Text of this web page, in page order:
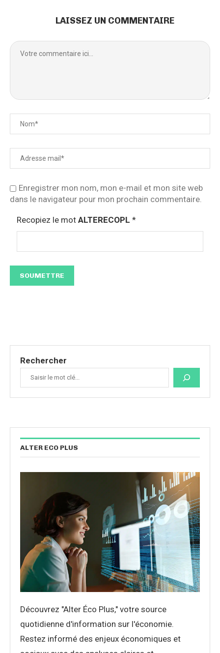
LAISSEZ UN COMMENTAIRE
Enregistrer mon nom, mon e-mail et mon site web
dans le navigateur pour mon prochain commentaire.
Recopiez le mot ALTERECOPL *
Rechercher
ALTER ECO PLUS
Découvrez "Alter Éco Plus," votre source
quotidienne d'information sur l'économie.
Restez informé des enjeux économiques et